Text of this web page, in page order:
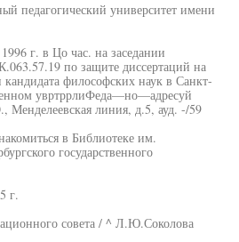
педагогический университет имени
г. в Цо час. на заседании
по защите диссертаций на
кандидата философских наук в Санкт-
увртррлиФеда—но—адресуй
Менделеевская линия, д.5, ауд. -/59
в Библиотеке им.
государственного
г.
совета / ^ Л.Ю.Соколова